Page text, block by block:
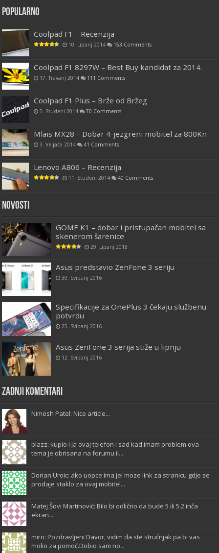
Popularno
Coolpad F1 – Recenzija
10. Lipanj 2014 153 Comments
Coolpad F1 8297W – Best Buy kandidat za 2014.
17. Travanj 2014 111 Comments
Coolpad F1 Plus – Brže od Bržeg
5. Studeni 2014 70 Comments
Mlais MX28 – Dobar 4-jezgreni mobitel za 800Kn
3. Veljača 2014 41 Comments
Lenovo A806 – Recenzija
11. Studeni 2014 40 Comments
Novosti
GOME K1 – dobar i pristupačan mobitel sa
skenerom šarenice
29. Lipanj 2018
Asus predstavio ZenFone 3 seriju
30. Svibanj 2016
Specifikacije za OnePlus 3 čekaju službenu
potvrdu
25. Svibanj 2016
Asus ZenFone 3 serija stiže u lipnju
12. Svibanj 2016
Zadnji komentari
Nimesh Patel: Nice article...
blazz: kupio i ja ovaj telefon i sad kad imam problem ova
tema je obrisana na forumu il...
Dorian Uroic: ako uopce ima jel moze link za stranicu gdje se
prodaje staklo za ovaj mobitel...
Matej Šovi Martinović: Bilo bi odlično da bude 5 ili 5.2 inča
ekran...
miro: Pozdravljeni Davor, vidim da ste stručnjak pa bi vas
molio za pomoć.Dobio sam no...